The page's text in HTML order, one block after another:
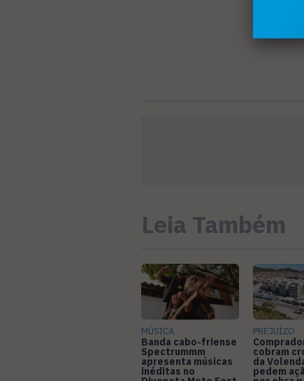
Leia Também
MÚSICA
Banda cabo-friense
Spectrummm
apresenta músicas
inéditas no
PREJUÍZO
cobram
da
pedem